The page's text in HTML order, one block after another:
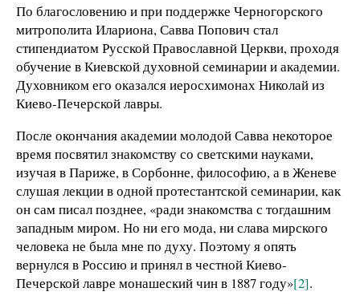
По благословению и при поддержке Черногорского
митрополита Илариона, Савва Попович стал
стипендиатом Русской Православной Церкви, проходя
обучение в Киевской духовной семинарии и академии.
Духовником его оказался иеросхимонах Николай из
Киево-Печерской лавры.
После окончания академии молодой Савва некоторое
время посвятил знакомству со светскими науками,
изучая в Париже, в Сорбонне, философию, а в Женеве
слушая лекции в одной протестантской семинарии, как
он сам писал позднее, «ради знакомства с тогдашним
западным миром. Но ни его мода, ни слава мирского
человека не была мне по духу. Поэтому я опять
вернулся в Россию и принял в честной Киево-
Печерской лавре монашеский чин в 1887 году»[2].